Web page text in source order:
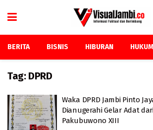
BERITA BISNIS HIBURAN HUKUM
Tag: DPRD
Waka DPRD Jambi Pinto
Dianugerahi Gelar Adat
Pakubuwono XIII